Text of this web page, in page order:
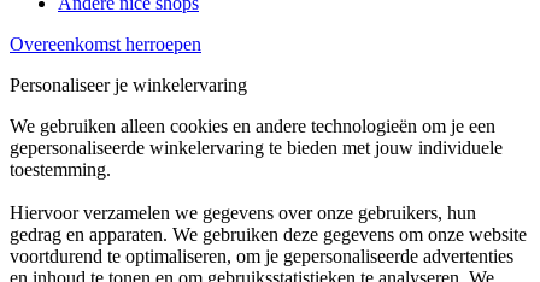
Overeenkomst herroepen
Personaliseer je winkelervaring
We gebruiken alleen cookies en andere technologieën om je een
gepersonaliseerde winkelervaring te bieden met jouw individuele
toestemming.
Hiervoor verzamelen we gegevens over onze gebruikers, hun
gedrag en apparaten. We gebruiken deze gegevens om onze website
voortdurend te optimaliseren, om je gepersonaliseerde advertenties